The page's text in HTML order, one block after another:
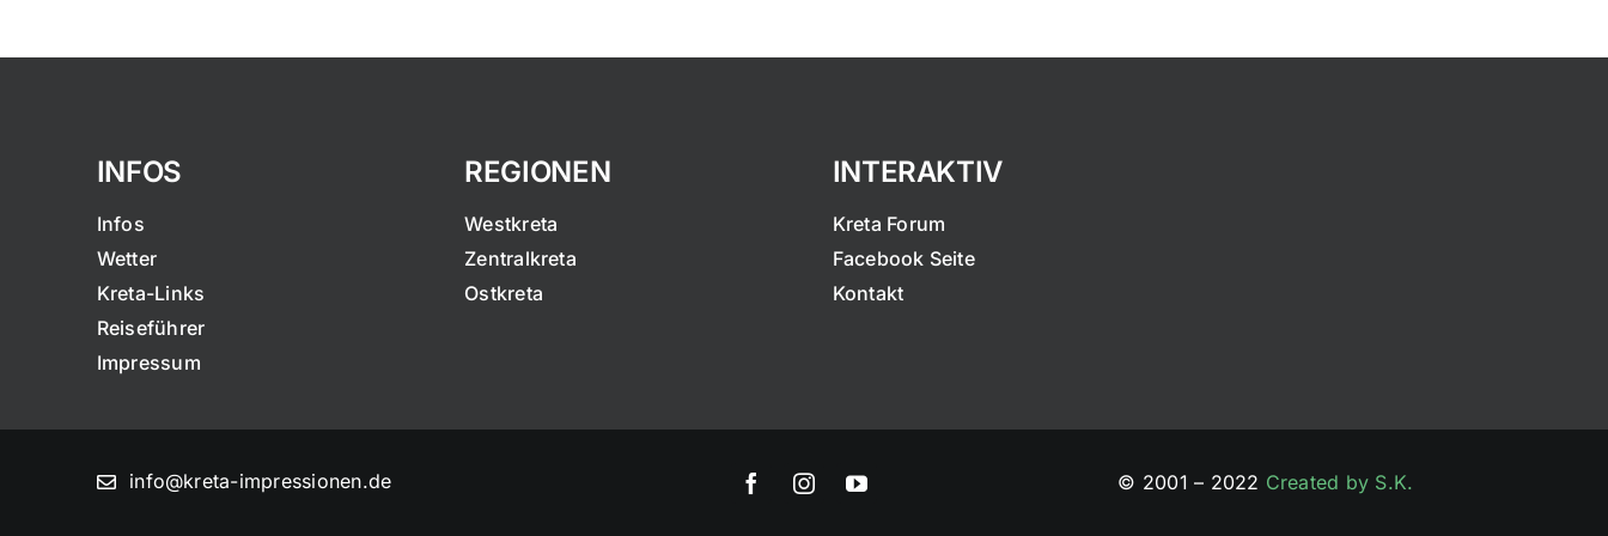
INFOS
Infos
Wetter
Kreta-Links
Reiseführer
Impressum
REGIONEN
Westkreta
Zentralkreta
Ostkreta
INTERAKTIV
Kreta Forum
Facebook Seite
Kontakt
info@kreta-impressionen.de © 2001 – 2022 Created by S.K.